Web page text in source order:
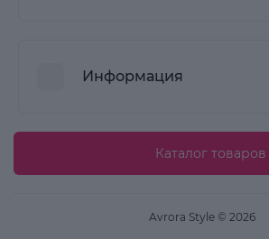
Информация
Пользовательское соглашение
Каталог товаров
Avrora Style © 2026